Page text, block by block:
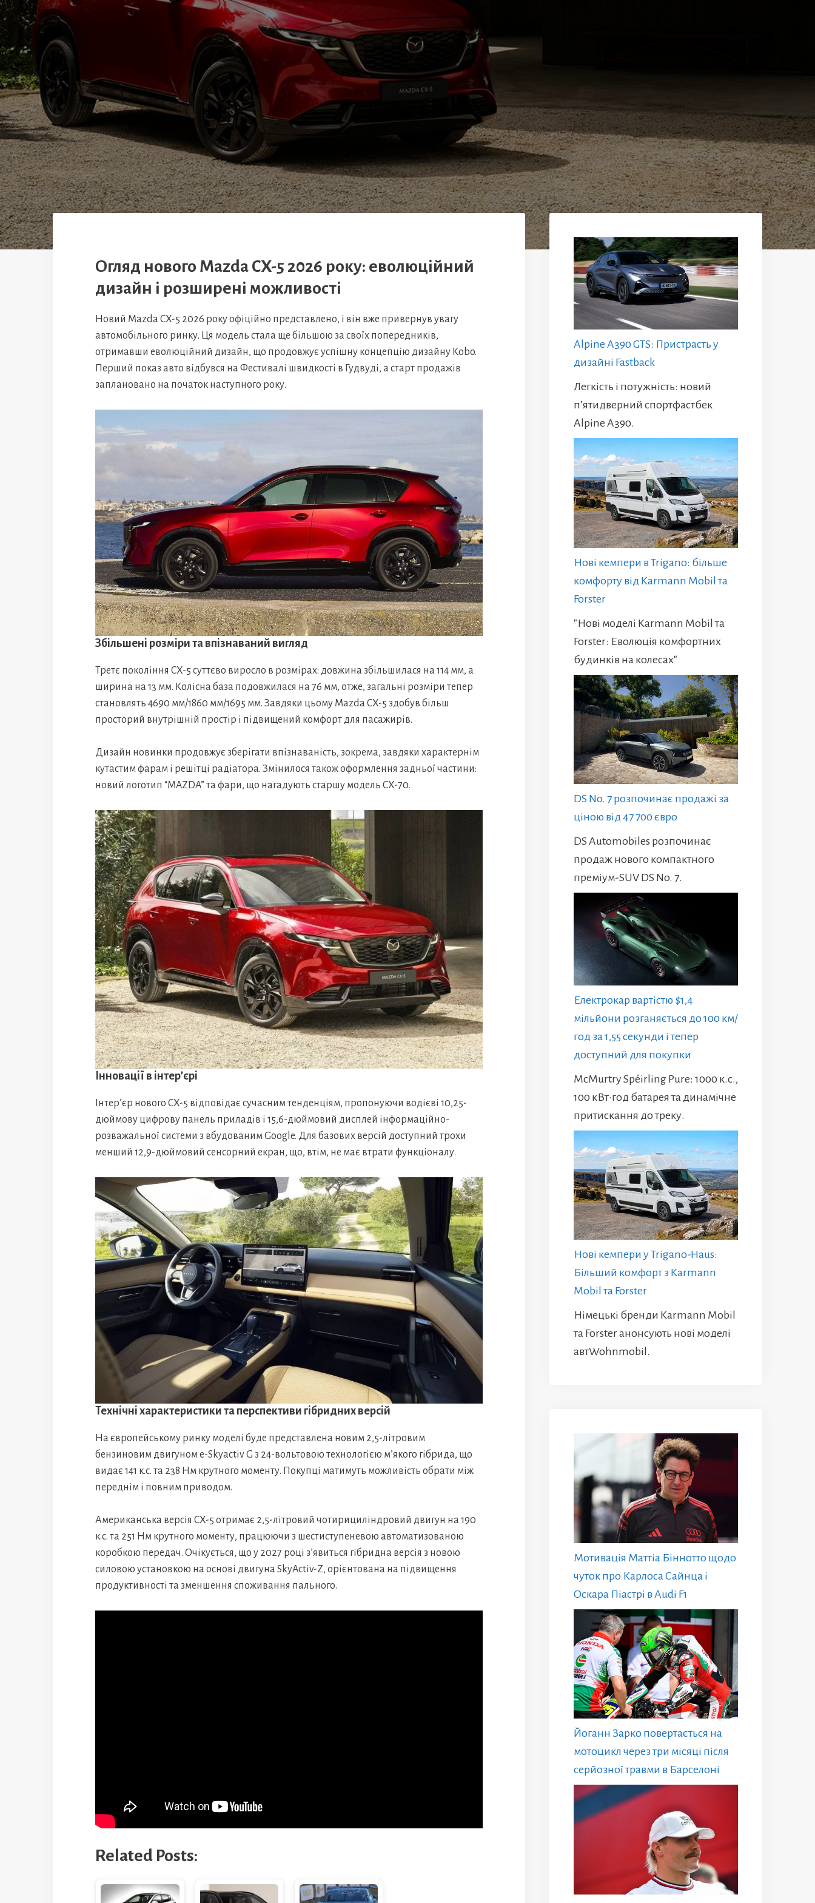
Огляд нового Mazda CX-5 2026 року: еволюційний
дизайн і розширені можливості
Новий Mazda CX-5 2026 року офіційно представлено, і він вже привернув увагу
автомобільного ринку. Ця модель стала ще більшою за своїх попередників,
отримавши еволюційний дизайн, що продовжує успішну концепцію дизайну Kobo.
Перший показ авто відбувся на Фестивалі швидкості в Гудвуді, а старт продажів
заплановано на початок наступного року.
Збільшені розміри та впізнаваний вигляд
Третє покоління CX-5 суттєво виросло в розмірах: довжина збільшилася на 114 мм, а
ширина на 13 мм. Колісна база подовжилася на 76 мм, отже, загальні розміри тепер
становлять 4690 мм/1860 мм/1695 мм. Завдяки цьому Mazda CX-5 здобув більш
просторий внутрішній простір і підвищений комфорт для пасажирів.
Дизайн новинки продовжує зберігати впізнаваність, зокрема, завдяки характернім
кутастим фарам і решітці радіатора. Змінилося також оформлення задньої частини:
новий логотип “MAZDA” та фари, що нагадують старшу модель CX-70.
Інновації в інтер’єрі
Інтер’єр нового CX-5 відповідає сучасним тенденціям, пропонуючи водієві 10,25-
дюймову цифрову панель приладів і 15,6-дюймовий дисплей інформаційно-
розважальної системи з вбудованим Google. Для базових версій доступний трохи
менший 12,9-дюймовий сенсорний екран, що, втім, не має втрати функціоналу.
Технічні характеристики та перспективи гібридних версій
На європейському ринку моделі буде представлена новим 2,5-літровим
бензиновим двигуном e-Skyactiv G з 24-вольтовою технологією м’якого гібрида, що
видає 141 к.с. та 238 Нм крутного моменту. Покупці матимуть можливість обрати між
переднім і повним приводом.
Американська версія CX-5 отримає 2,5-літровий чотирициліндровий двигун на 190
к.с. та 251 Нм крутного моменту, працюючи з шестиступеневою автоматизованою
коробкою передач. Очікується, що у 2027 році з’явиться гібридна версія з новою
силовою установкою на основі двигуна SkyActiv-Z, орієнтована на підвищення
продуктивності та зменшення споживання пального.
Related Posts:
Alpine A390 GTS: Пристрасть у
дизайні Fastback
Легкість і потужність: новий
п’ятидверний спортфастбек
Alpine A390.
Нові кемпери в Trigano: більше
комфорту від Karmann Mobil та
Forster
"Нові моделі Karmann Mobil та
Forster: Еволюція комфортних
будинків на колесах"
DS No. 7 розпочинає продажі за
ціною від 47 700 євро
DS Automobiles розпочинає
продаж нового компактного
преміум-SUV DS No. 7.
Електрокар вартістю $1,4
мільйони розганяється до 100 км/
год за 1,55 секунди і тепер
доступний для покупки
McMurtry Spéirling Pure: 1000 к.с.,
100 кВт·год батарея та динамічне
притискання до треку.
Нові кемпери у Trigano-Haus:
Більший комфорт з Karmann
Mobil та Forster
Німецькі бренди Karmann Mobil
та Forster анонсують нові моделі
автWohnmobil.
Мотивація Маттіа Біннотто щодо
чуток про Карлоса Сайнца і
Оскара Піастрі в Audi F1
Йоганн Зарко повертається на
мотоцикл через три місяці після
серйозної травми в Барселоні